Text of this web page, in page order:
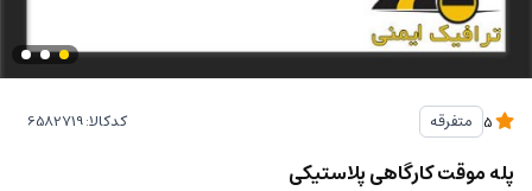
متفرقه کدکالا:
پله موقت کارگاهی پلاستیکی